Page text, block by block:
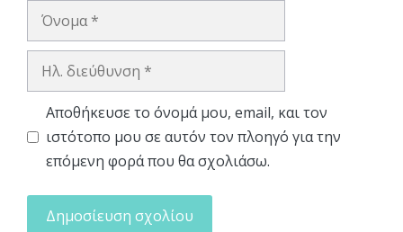
Όνομα
Ηλ.
Αποθήκευσε το όνομά μου, email, και τον
ιστότοπο μου σε αυτόν τον πλοηγό για την
επόμενη φορά που θα σχολιάσω.